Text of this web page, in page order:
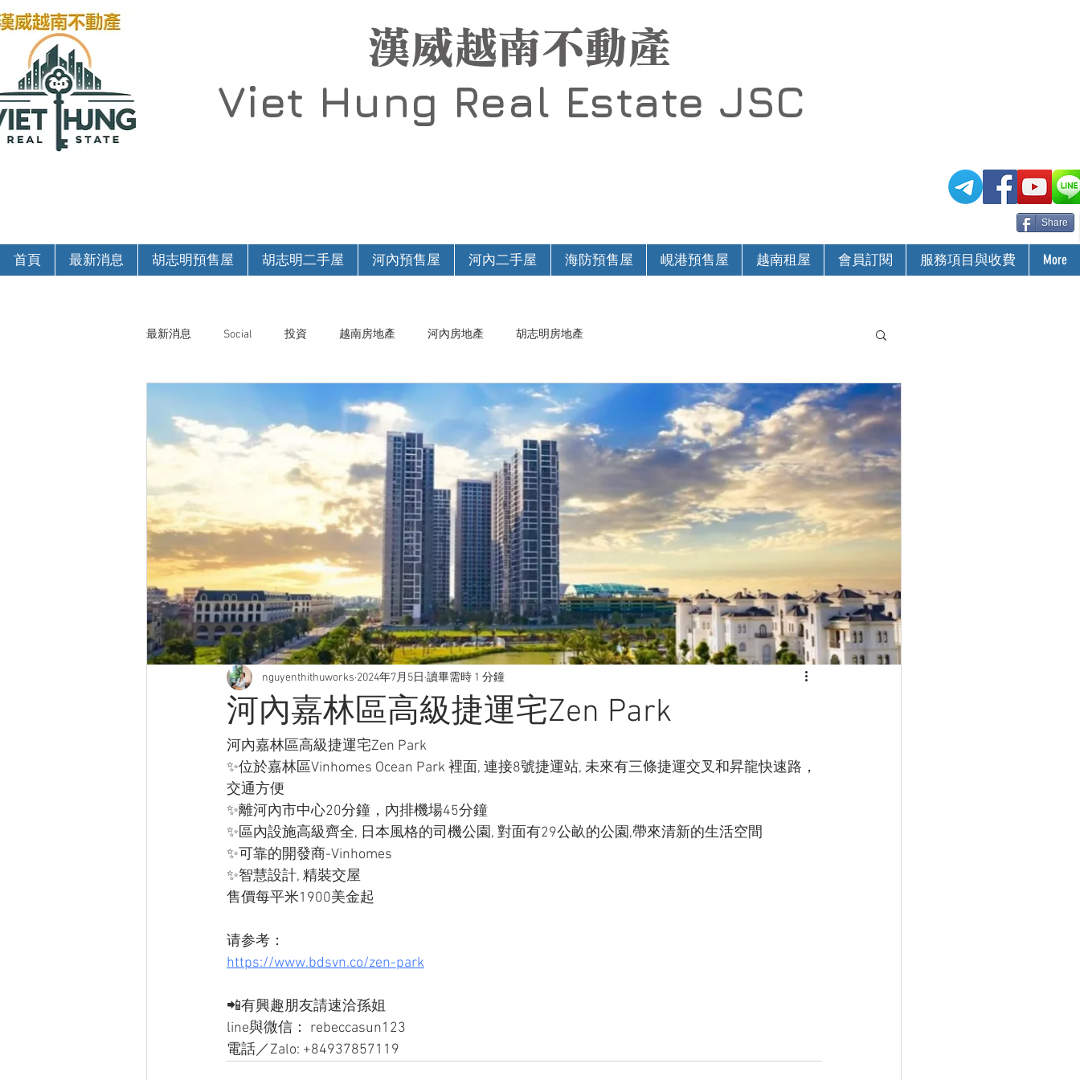
漢威越南不動產
Viet Hung Real Estate JSC
Share
首頁 最新消息 胡志明預售屋 胡志明二手屋 河內預售屋 河內二手屋 海防預售屋 峴港預售屋 越南租屋 會員訂閱 服務項目與收費 More
最新消息 Social 投資 越南房地產 河內房地產 胡志明房地產
河內嘉林區高級捷運宅Zen Park
nguyenthithuworks 2024年7月5日 讀畢需時 1 分鐘
河內嘉林區高級捷運宅Zen Park
✨位於嘉林區Vinhomes Ocean Park 裡面, 連接8號捷運站, 未來有三條捷運交叉和昇龍快速路，
交通方便
✨離河內市中心20分鐘，內排機場45分鐘
✨區內設施高級齊全, 日本風格的司機公園, 對面有29公畝的公園,帶來清新的生活空間
✨可靠的開發商-Vinhomes
✨智慧設計, 精裝交屋
售價每平米1900美金起
请参考：
https://www.bdsvn.co/zen-park
📲有興趣朋友請速洽孫姐
line與微信： rebeccasun123
電話／Zalo: +84937857119